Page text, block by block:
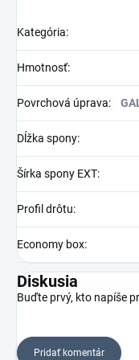
Kategória:
Hmotnosť:
Povrchová úprava:
Dĺžka spony:
Šírka spony EXT:
Profil drôtu:
Economy box:
Diskusia
Buďte prvý, kto napíše
Pridať komentár